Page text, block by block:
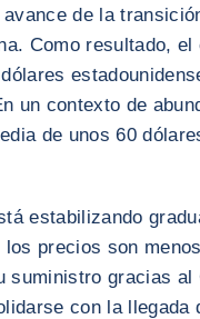
de la
Como resultado,
un contexto de
de unos 60
estabilizando
los precios son
suministro gracias al
con la llegada